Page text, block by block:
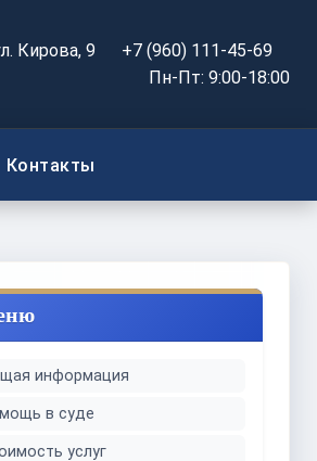
Кирова, 9
+7 (960) 111-45-69
Пн-Пт: 9:00-18:00
Контакты
информация
в суде
услуг